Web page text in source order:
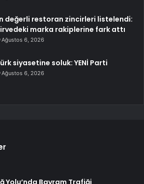
değerli restoran zincirleri listelendi:
marka rakiplerine fark attı
Ağustos 6, 2026
siyasetine soluk: YENİ Parti
Ağustos 6, 2026
Yolu’nda Bayram Trafiği